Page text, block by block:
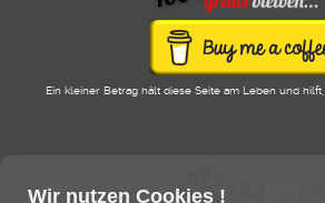
Wir nutzen Cookies !
Ein kleiner Betrag hält diese Seite am Leben und